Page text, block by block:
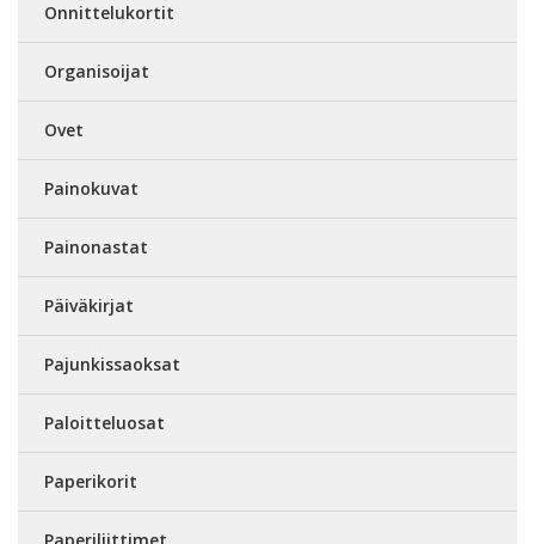
Onnittelukortit
Organisoijat
Ovet
Painokuvat
Painonastat
Päiväkirjat
Pajunkissaoksat
Paloitteluosat
Paperikorit